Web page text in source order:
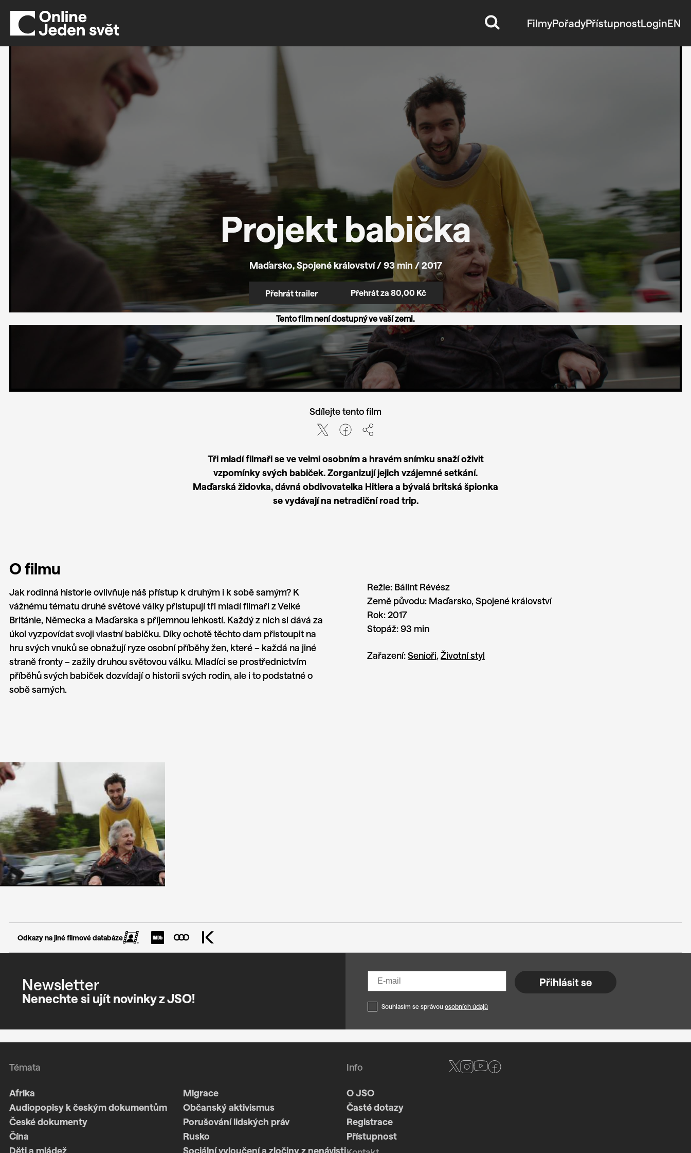
FilmyPořadyPřístupnostLoginEN
Projekt babička
Maďarsko, Spojené království / 93 min / 2017
Přehrát trailer Přehrát za 80,00 Kč
Tento film není dostupný ve vaší zemi.
Sdílejte tento film
Tři mladí filmaři se ve velmi osobním a hravém snímku snaží oživit
vzpomínky svých babiček. Zorganizují jejich vzájemné setkání.
Maďarská židovka, dávná obdivovatelka Hitlera a bývalá britská špionka
se vydávají na netradiční road trip.
O filmu
Jak rodinná historie ovlivňuje náš přístup k druhým i k sobě samým? K
vážnému tématu druhé světové války přistupují tři mladí filmaři z Velké
Británie, Německa a Maďarska s příjemnou lehkostí. Každý z nich si dává za
úkol vyzpovídat svoji vlastní babičku. Díky ochotě těchto dam přistoupit na
hru svých vnuků se obnažují ryze osobní příběhy žen, které – každá na jiné
straně fronty – zažily druhou světovou válku. Mladíci se prostřednictvím
příběhů svých babiček dozvídají o historii svých rodin, ale i to podstatné o
sobě samých.
Režie: Bálint Révész
Země původu: Maďarsko, Spojené království
Rok:2017
Stopáž:93 min
Zařazení:Senioři,Životní styl
Odkazy na jiné filmové databáze
Newsletter
Nenechte si ujít novinky z JSO!
Přihlásit se
Souhlasím se správou osobních údajů
Témata
Afrika
Migrace
Audiopopisy k českým dokumentům
Občanský aktivismus
České dokumenty
Porušování lidských práv
Čína
Rusko
Děti a mládež
Sociální vyloučení a zločiny z nenávisti
Info
O JSO
Časté dotazy
Registrace
Přístupnost